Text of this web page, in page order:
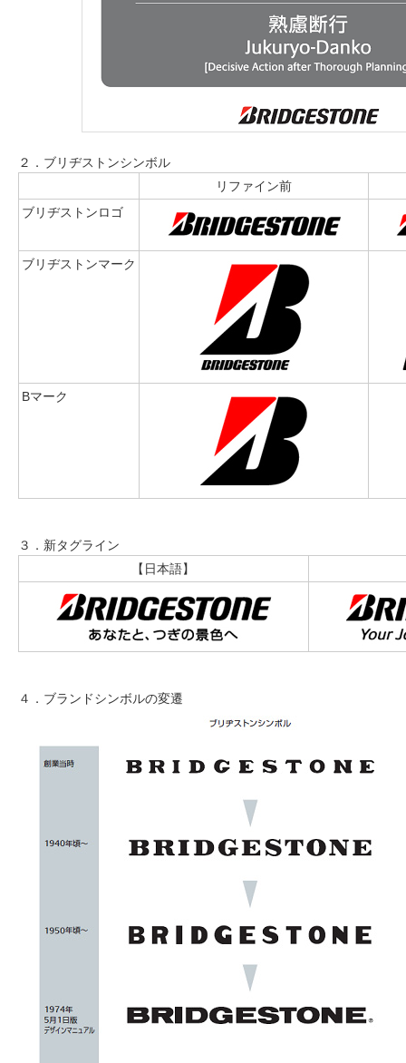
２．ブリヂストンシンボル
リファイン前
ブリヂストンロゴ
ブリヂストンマーク
Bマーク
３．新タグライン
【日本語】
４．ブランドシンボルの変遷